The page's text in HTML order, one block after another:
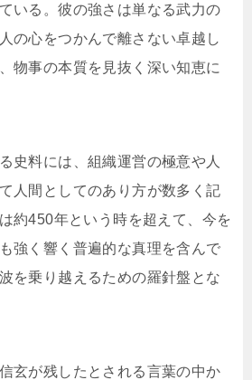
いる。彼の強さは単なる武力の
の心をつかんで離さない卓越し
物事の本質を見抜く深い知恵に
史料には、組織運営の極意や人
人間としてのあり方が数多く記
約450年という時を超えて、今を
強く響く普遍的な真理を含んで
を乗り越えるための羅針盤とな
玄が残したとされる言葉の中か